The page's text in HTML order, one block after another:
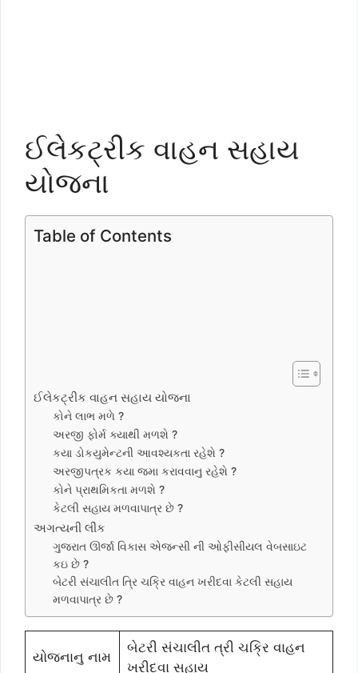
ઈલેકટ્રીક વાહન સહાય
યોજના
Table of Contents
ઈલેકટ્રીક વાહન સહાય યોજના
કોને લાભ મળે ?
અરજી ફોર્મ ક્યાથી મળશે ?
કયા ડોકયુમેન્ટની આવશ્યકતા રહેશે ?
અરજીપત્રક કયા જમા કરાવવાનુ રહેશે ?
કોને પ્રાથમિકતા મળશે ?
કેટલી સહાય મળવાપાત્ર છે ?
અગત્યની લીંક
ગુજરાત ઊર્જા વિકાસ એજન્સી ની ઓફીસીયલ વેબસાઇટ
કઇ છે ?
બેટરી સંચાલીત ત્રિ ચક્રિ વાહન ખરીદવા કેટલી સહાય
મળવાપાત્ર છે ?
યોજનાનુ નામ
બેટરી સંચાલીત ત્રી ચક્રિ વાહન
ખરીદવા સહાય